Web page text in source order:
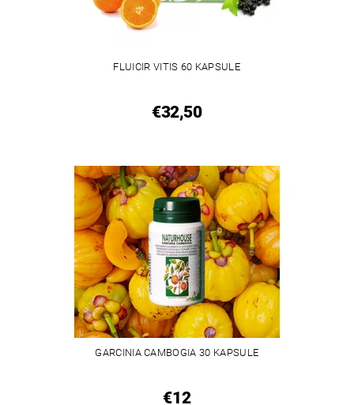
FLUICIR VITIS 60 KAPSULE
€32,50
GARCINIA CAMBOGIA 30 KAPSULE
€12